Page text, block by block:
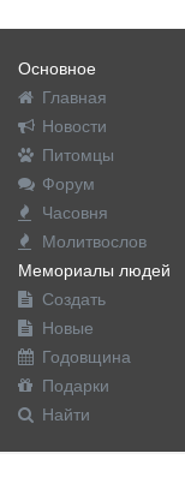
Основное
Главная
Новости
Питомцы
Форум
Часовня
Молитвослов
Мемориалы людей
Создать
Новые
Годовщина
Подарки
Найти